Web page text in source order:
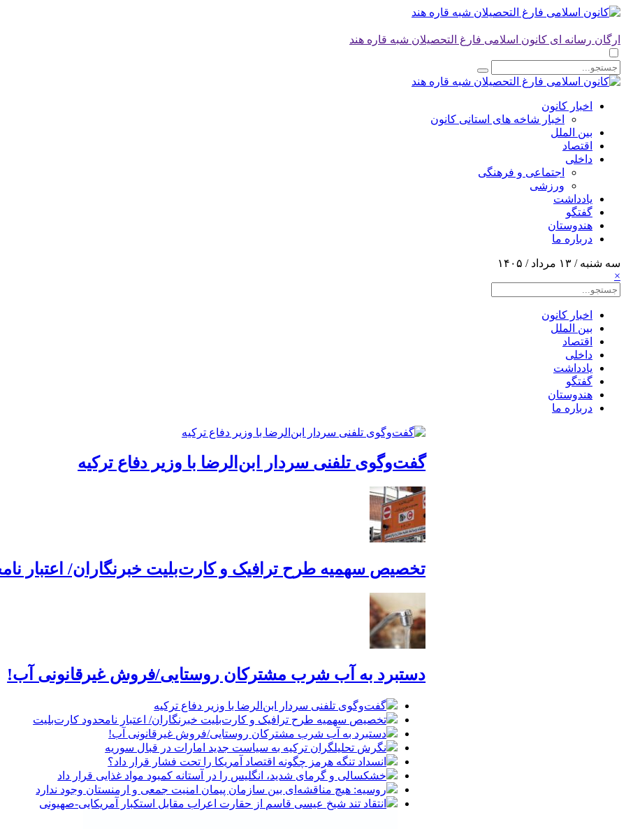
ارگان رسانه ای کانون اسلامی فارغ التحصیلان شبه قاره هند
اخبار کانون
اخبار شاخه های استانی کانون
بین الملل
اقتصاد
داخلی
اجتماعی و فرهنگی
ورزشی
یادداشت
گفتگو
هندوستان
درباره ما
سه شنبه / ۱۳ مرداد / ۱۴۰۵
×
اخبار کانون
بین الملل
اقتصاد
داخلی
یادداشت
گفتگو
هندوستان
درباره ما
گفت‌وگوی تلفنی سردار ابن‌الرضا با وزیر دفاع ترکیه
تخصیص سهمیه طرح ترافیک و کارت‌بلیت خبرنگاران/ اعتبار
دستبرد به آب شرب مشترکان روستایی/فروش غیرقانونی آب!
گفت‌وگوی تلفنی سردار ابن‌الرضا با وزیر دفاع ترکیه
تخصیص سهمیه طرح ترافیک و کارت‌بلیت خبرنگاران/ اعتبار نامحدود کارت‌بلیت
دستبرد به آب شرب مشترکان روستایی/فروش غیرقانونی آب!
نگرش تحلیلگران ترکیه به سیاست جدید امارات در قبال سوریه
انسداد تنگه هرمز چگونه اقتصاد آمریکا را تحت فشار قرار داد؟
خشکسالی و گرمای شدید، انگلیس را در آستانه کمبود مواد غذایی قرار داد
روسیه: هیچ مناقشه‌ای بین سازمان پیمان امنیت جمعی و ارمنستان وجود ندارد
انتقاد تند شیخ عیسی قاسم از حقارت اعراب مقابل استکبار آمریکایی-صهیونی